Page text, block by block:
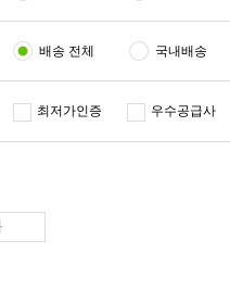
배송 전체 국내배송
최저가인증 우수공급사